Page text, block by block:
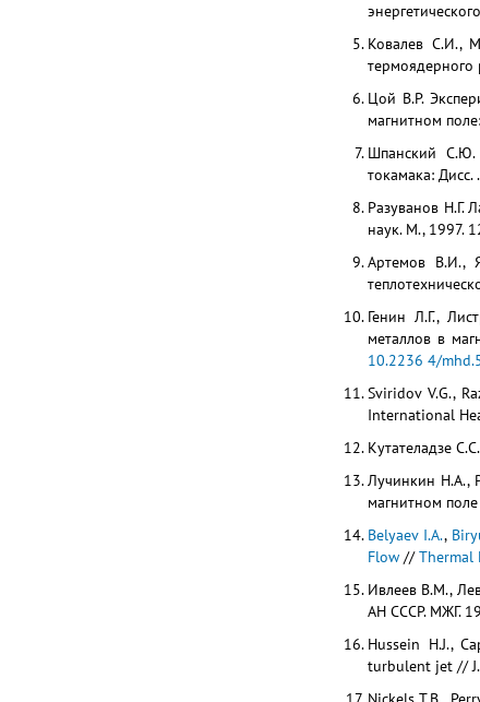
Ковалев С.И.,
термоядерного
Цой В.Р.
магнитном
Шпанский С.Ю.
токамака: Дисс.
Разуванов Н.Г.
наук. М., 1997.
Артемов В.И.,
Генин Л.Г.,
металлов в
10.2236 4/
Sviridov V.G.,
International
Кутателадзе
Лучинкин Н.А.,
магнитном
Belyaev I.A.,
Flow //Thermal
Ивлеев В.М.,
АН СССР. МЖГ.
Hussein H.J.,
turbulent jet //